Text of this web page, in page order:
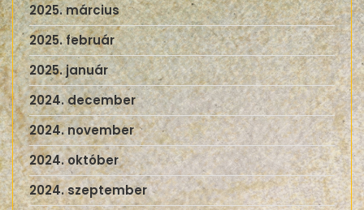
2025. március
2025. február
2025. január
2024. december
2024. november
2024. október
2024. szeptember